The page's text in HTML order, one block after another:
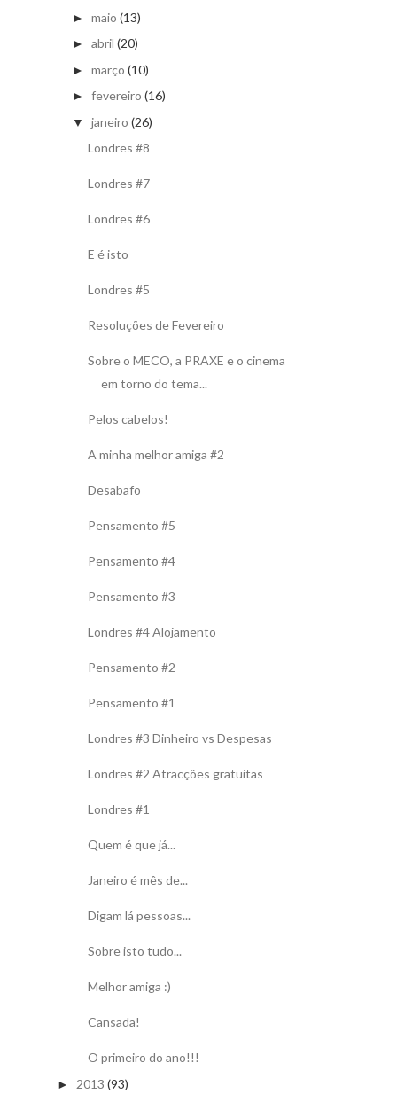
► maio (13)
► abril (20)
► março (10)
► fevereiro (16)
▼ janeiro (26)
Londres #8
Londres #7
Londres #6
E é isto
Londres #5
Resoluções de Fevereiro
Sobre o MECO, a PRAXE e o cinema
em torno do tema...
Pelos cabelos!
A minha melhor amiga #2
Desabafo
Pensamento #5
Pensamento #4
Pensamento #3
Londres #4 Alojamento
Pensamento #2
Pensamento #1
Londres #3 Dinheiro vs Despesas
Londres #2 Atracções gratuitas
Londres #1
Quem é que já...
Janeiro é mês de...
Digam lá pessoas...
Sobre isto tudo...
Melhor amiga :)
Cansada!
O primeiro do ano!!!
► 2013 (93)